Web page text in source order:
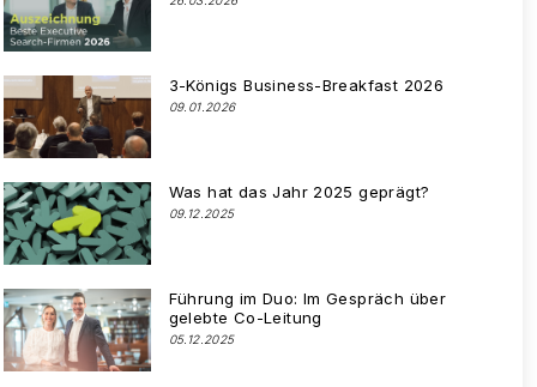
3-Königs Business-Breakfast 2026
09.01.2026
Was hat das Jahr 2025 geprägt?
09.12.2025
Führung im Duo: Im Gespräch über
gelebte Co-Leitung
05.12.2025